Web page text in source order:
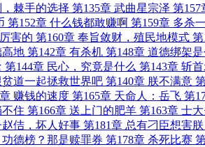
棘手的选择 第135章 武曲星宗泽 第157
第152章 什么钱都敢赚啊 第159章 多杀
害的 第160章 奉旨敛财，殖民地模式 第
高地 第142章 有杀机 第148章 道德绑架
第144章 民心，究竟是什么 第143章 斩
贫道一起拯救世界吧 第140章 朕不满意
赚钱的速度 第165章 天命人：岳飞 第
住 第166章 送上门的肥羊 第163章 士
佶，坏人好事 第181章 总有刁臣想害朕
功德榜？那是赎罪券 第178章 杀死比赛